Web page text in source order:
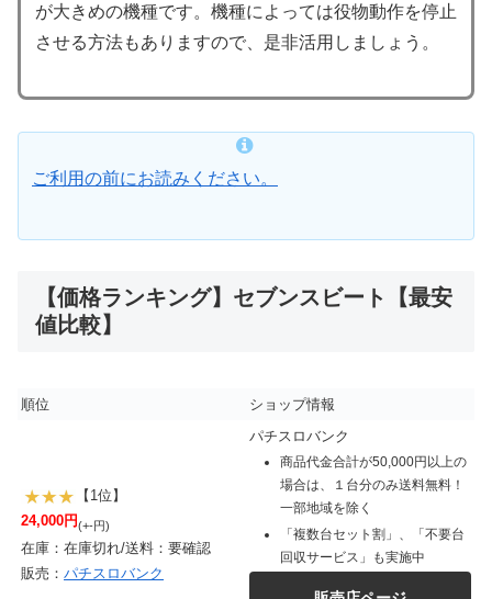
が大きめの機種です。機種によっては役物動作を停止
させる方法もありますので、是非活用しましょう。
ご利用の前にお読みください。
【価格ランキング】セブンスビート【最安
値比較】
順位 ショップ情報
【1位】
24,000円(+-円)
在庫：在庫切れ/送料：要確認
販売： パチスロバンク
パチスロバンク
商品代金合計が50,000円以上の
場合は、１台分のみ送料無料！
一部地域を除く
「複数台セット割」、「不要台
回収サービス」も実施中